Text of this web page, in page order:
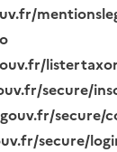
secure/
secure/